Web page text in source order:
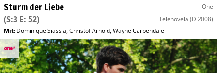
Sturm der Liebe One
(S:3 E: 52) Telenovela (D 2008)
Mit: Dominique Siassia,Christof Arnold,Wayne Carpendale